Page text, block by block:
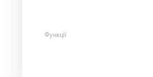
Функції